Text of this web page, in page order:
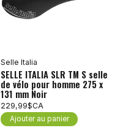
Selle Italia
SELLE ITALIA SLR TM S selle
de vélo pour homme 275 x
131 mm Noir
229,99$CA
Ajouter au panier